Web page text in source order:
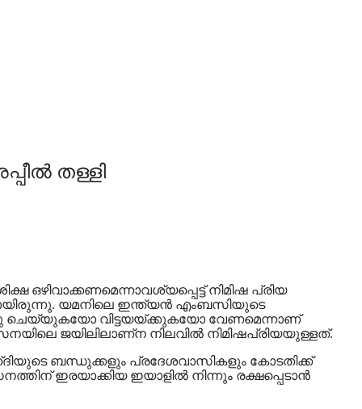
തള്ളി
ഒഴിവാക്കണമെന്നാവശ്യപ്പെട്ട് നിമിഷ പ്രിയ
യമനിലെ ഇന്ത്യന്‍ എംബസിയുടെ
ചെയ്യുകയോ വിട്ടയയ്ക്കുകയോ വേണമെന്നാണ്
ജയിലിലാണ്ന നിലവിൽ നിമിഷപ്രിയയുള്ളത്.
ബന്ധുക്കളും പ്രദേശവാസികളും കോടതിക്ക്
ഇരയാക്കിയ ഇയാളിൽ നിന്നും രക്ഷപ്പെടാൻ